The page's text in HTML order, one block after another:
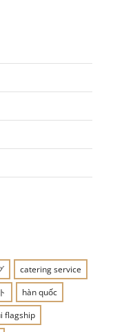
catering service
hàn quốc
flagship